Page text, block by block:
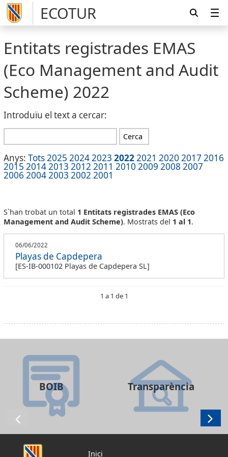
ECOTUR
Entitats registrades EMAS
(Eco Management and Audit
Scheme) 2022
Introduïu el text a cercar:
Anys: Tots2025 20242023 20222021 2020 2017 2016
2015 20142013 2012 2011 2010 2009 2008 2007
2006 20042003 2002 2001
S`han trobat un total 1 Entitats registrades EMAS (Eco
Management and Audit Scheme). Mostrats del 1 al 1.
06/06/2022
Playas de Capdepera
[ES-IB-000102 Playas de Capdepera SL]
1 a 1 de 1
BOIB Transparència
Inici